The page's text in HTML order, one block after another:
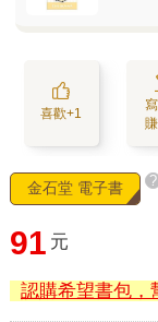
喜歡+1
金石堂 電子書 ?
91 元
認購希望書包，